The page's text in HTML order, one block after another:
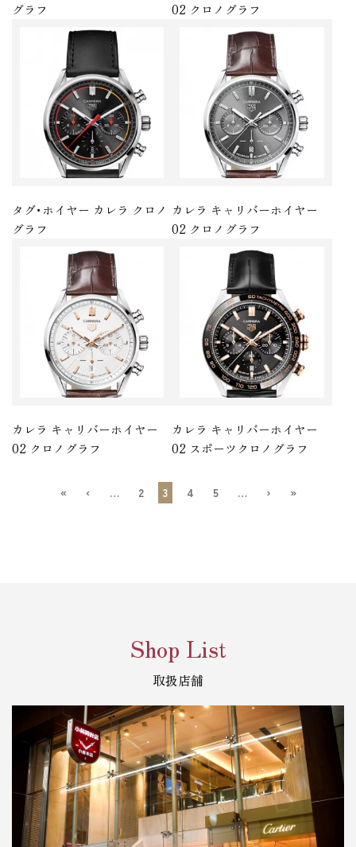
グラフ
02 クロノグラフ
タグ･ホイヤー カレラ クロノ
グラフ
カレラ キャリバーホイヤー
02 クロノグラフ
カレラ キャリバーホイヤー
02 クロノグラフ
カレラ キャリバーホイヤー
02 スポーツクロノグラフ
« ‹ … 2 3 4 5 … › »
Shop List
取扱店舗